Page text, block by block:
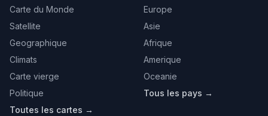
Carte du Monde
Satellite
Geographique
Climats
Carte vierge
Politique
Toutes les cartes →
Europe
Asie
Afrique
Amerique
Oceanie
Tous les pays →